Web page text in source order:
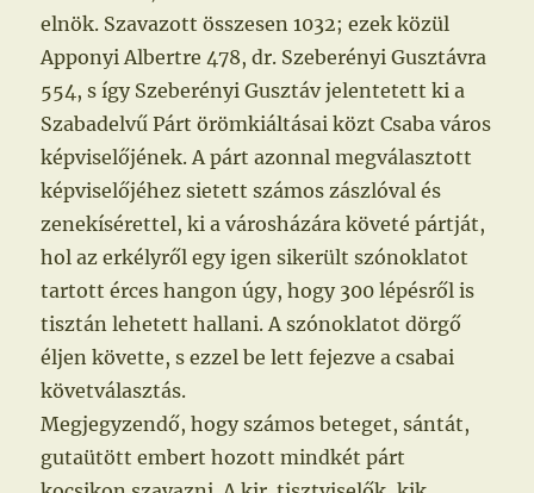
elnök. Szavazott összesen 1032; ezek közül
Apponyi Albertre 478, dr. Szeberényi Gusztávra
554, s így Szeberényi Gusztáv jelentetett ki a
Szabadelvű Párt örömkiáltásai közt Csaba város
képviselőjének. A párt azonnal megválasztott
képviselőjéhez sietett számos zászlóval és
zenekísérettel, ki a városházára követé pártját,
hol az erkélyről egy igen sikerült szónoklatot
tartott érces hangon úgy, hogy 300 lépésről is
tisztán lehetett hallani. A szónoklatot dörgő
éljen követte, s ezzel be lett fejezve a csabai
követválasztás.
Megjegyzendő, hogy számos beteget, sántát,
gutaütött embert hozott mindkét párt